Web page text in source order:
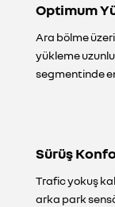
Optimum
Ara bölme
yükleme
segmentinde
Sürüş
Trafic yokuş
arka park